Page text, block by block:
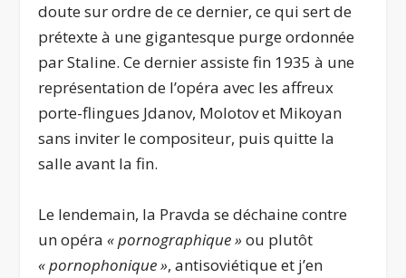
doute sur ordre de ce dernier, ce qui sert de
prétexte à une gigantesque purge ordonnée
par Staline. Ce dernier assiste fin 1935 à une
représentation de l’opéra avec les affreux
porte-flingues Jdanov, Molotov et Mikoyan
sans inviter le compositeur, puis quitte la
salle avant la fin.
Le lendemain, la Pravda se déchaine contre
un opéra« pornographique »ou plutôt
« pornophonique », antisoviétique et j’en